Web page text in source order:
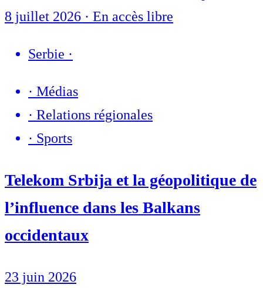
8 juillet 2026 · En accès libre
Serbie ·
· Médias
· Relations régionales
· Sports
Telekom Srbija et la géopolitique de
l’influence dans les Balkans
occidentaux
23 juin 2026